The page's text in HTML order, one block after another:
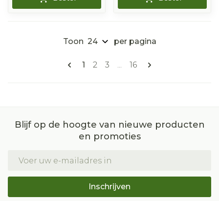
Pagina's
U lees momenteel pagina
1 Pagina
2 Pagina
3 ... Pagina
16
Toon per pagina
Blijf op de hoogte van nieuwe producten
en promoties
Inschrijven